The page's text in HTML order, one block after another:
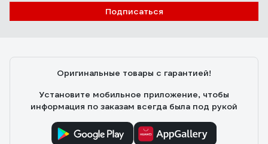
ресивера.
Подписаться
Оригинальные товары с гарантией!
Установите мобильное приложение, чтобы
информация по заказам всегда была под рукой